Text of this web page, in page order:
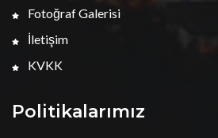
Fotoğraf Galerisi
İletişim
KVKK
Politikalarımız